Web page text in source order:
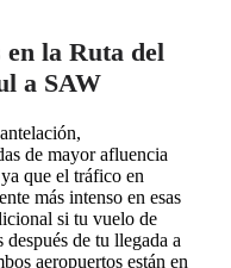
la Ruta del
a SAW
de mayor afluencia
que el tráfico en
más intenso en esas
si tu vuelo de
de tu llegada a
aeropuertos están en